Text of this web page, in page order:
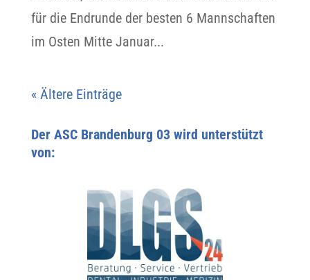
für die Endrunde der besten 6 Mannschaften
im Osten Mitte Januar...
« Ältere Einträge
Der ASC Brandenburg 03 wird unterstützt
von: